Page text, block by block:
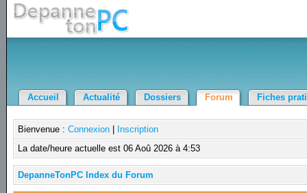
Accueil Actualité Dossiers Forum Fiches
Bienvenue :Connexion
Inscription
La date/heure actuelle est 06 Aoû 2026 à 4:53
DepanneTonPC Index du Forum